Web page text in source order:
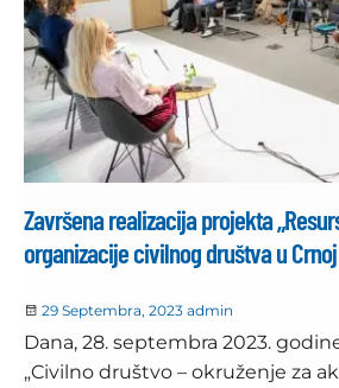
Završena realizacija projekta
organizacije civilnog društva u Crnoj
29 Septembra, 2023 admin
Dana, 28. septembra 2023.
„Civilno društvo – okruženje za